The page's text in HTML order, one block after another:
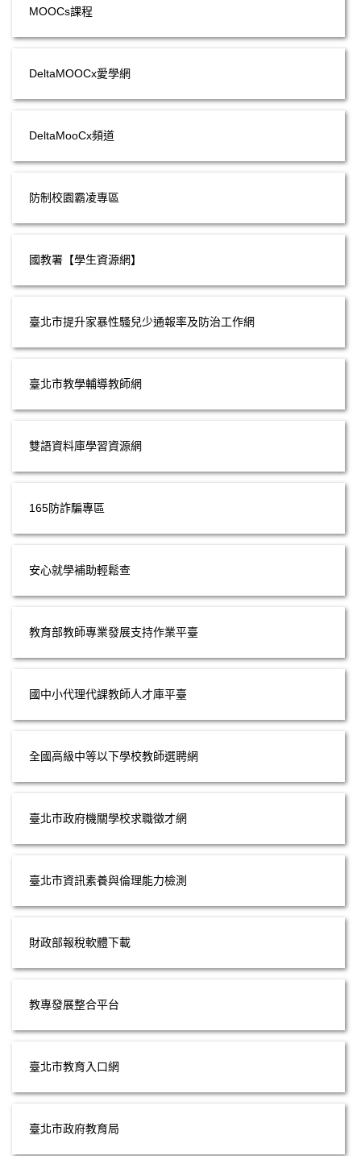
MOOCs課程
DeltaMOOCx愛學網
DeltaMooCx頻道
防制校園霸凌專區
國教署【學生資源網】
臺北市提升家暴性騷兒少通報率及防治工作網
臺北市教學輔導教師網
雙語資料庫學習資源網
165防詐騙專區
安心就學補助輕鬆查
教育部教師專業發展支持作業平臺
國中小代理代課教師人才庫平臺
全國高級中等以下學校教師選聘網
臺北市政府機關學校求職徵才網
臺北市資訊素養與倫理能力檢測
財政部報稅軟體下載
教專發展整合平台
臺北市教育入口網
臺北市政府教育局